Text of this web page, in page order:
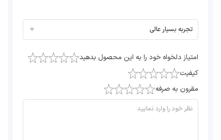
امتیاز دلخواه خود را به این محصول بدهید
کیفیت
مقرون به صرفه